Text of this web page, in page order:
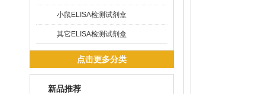
小鼠ELISA检测试剂盒
其它ELISA检测试剂盒
点击更多分类
新品推荐